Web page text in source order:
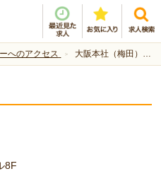
へのアクセス 大阪本社（梅田） ｜ 就職支援センターへのアクセス
8F